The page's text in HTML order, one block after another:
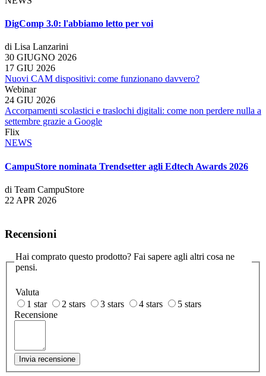
DigComp 3.0: l'abbiamo letto per voi
di Lisa Lanzarini
30 GIUGNO 2026
17 GIU 2026
Nuovi CAM dispositivi: come funzionano davvero?
Webinar
24 GIU 2026
Accorpamenti scolastici e traslochi digitali: come non perdere nulla a
settembre grazie a Google
Flix
NEWS
CampuStore nominata Trendsetter agli Edtech Awards 2026
di Team CampuStore
22 APR 2026
Recensioni
Hai comprato questo prodotto? Fai sapere agli altri cosa ne
pensi.
Valuta
1 star
2 stars 3 stars 4 stars
5 stars
Recensione
Invia recensione